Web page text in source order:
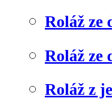
Roláž ze
Roláž ze
Roláž z